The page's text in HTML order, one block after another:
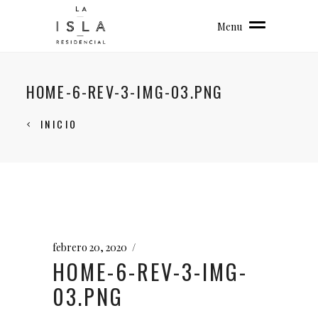
Menu
HOME-6-REV-3-IMG-03.PNG
INICIO
febrero 20, 2020
HOME-6-REV-3-IMG-
03.PNG